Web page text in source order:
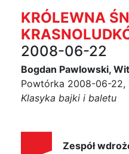
KRÓLEWNA
2008-06-22
Bogdan Pawlowski,
Powtórka 2008-06-22,
Klasyka bajki i baletu
Zespół